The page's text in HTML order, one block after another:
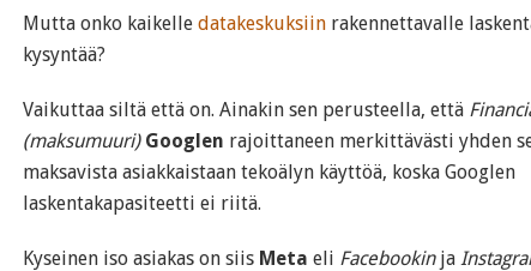
Mutta onko kaikelle datakeskuksiin rakennettavalle
kysyntää?
Vaikuttaa siltä että on. Ainakin sen perusteella, että
(maksumuuri) Googlen rajoittaneen merkittävästi yhden
maksavista asiakkaistaan tekoälyn käyttöä, koska Googlen
laskentakapasiteetti ei riitä.
Kyseinen iso asiakas on siis Meta eli Facebookinja